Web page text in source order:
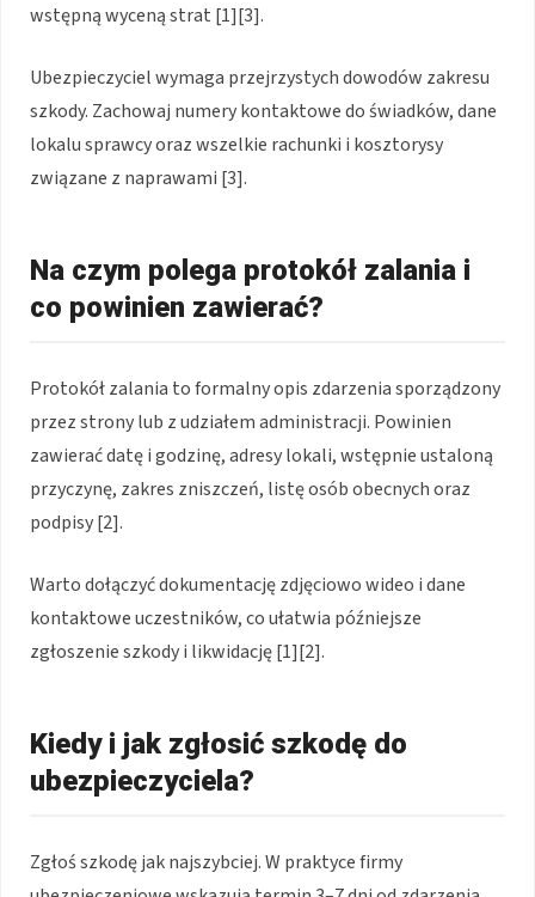
wstępną wyceną strat [1][3].
Ubezpieczyciel wymaga przejrzystych dowodów zakresu
szkody. Zachowaj numery kontaktowe do świadków, dane
lokalu sprawcy oraz wszelkie rachunki i kosztorysy
związane z naprawami [3].
Na czym polega protokół zalania i
co powinien zawierać?
Protokół zalania to formalny opis zdarzenia sporządzony
przez strony lub z udziałem administracji. Powinien
zawierać datę i godzinę, adresy lokali, wstępnie ustaloną
przyczynę, zakres zniszczeń, listę osób obecnych oraz
podpisy [2].
Warto dołączyć dokumentację zdjęciowo wideo i dane
kontaktowe uczestników, co ułatwia późniejsze
zgłoszenie szkody i likwidację [1][2].
Kiedy i jak zgłosić szkodę do
ubezpieczyciela?
Zgłoś szkodę jak najszybciej. W praktyce firmy